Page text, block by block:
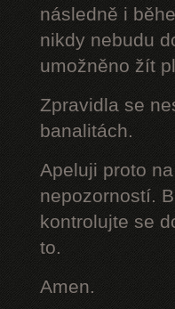
následně i
nikdy nebudu
umožněno žít
Zpravidla se
banalitách.
Apeluji proto
nepozorností.
kontrolujte se
to.
Amen.